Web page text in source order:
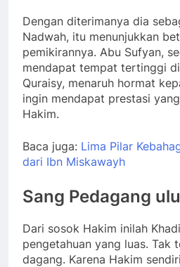
Dengan diterimanya dia
Nadwah, itu menunjukkan
pemikirannya. Abu Sufyan,
mendapat tempat tertinggi
Quraisy, menaruh hormat
ingin mendapat prestasi
Hakim.
Baca juga: Lima Pilar
dari Ibn Miskawayh
Sang Pedagang
Dari sosok Hakim inilah
pengetahuan yang luas. Tak
dagang. Karena Hakim